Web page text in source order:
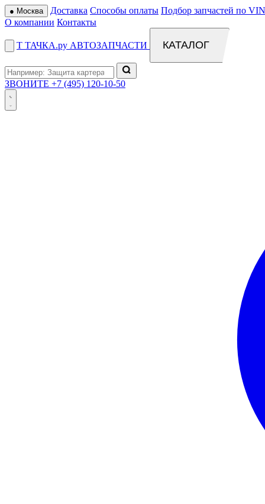
● Москва Доставка Способы оплаты Подбор запчастей по
О компании Контакты
Т ТАЧКА.ру АВТОЗАПЧАСТИ КАТАЛОГ
ЗВОНИТЕ +7 (495) 120-10-50